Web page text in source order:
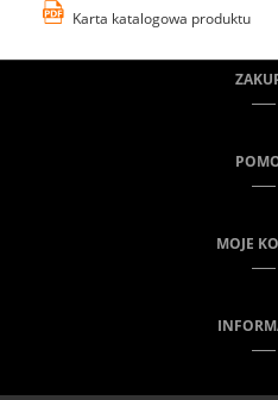
Karta katalogowa produktu
MOJE